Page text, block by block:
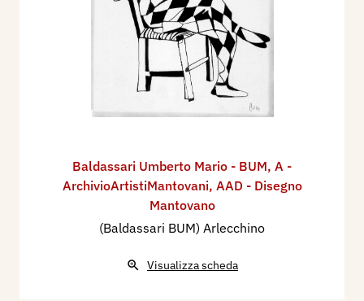
Baldassari Umberto Mario - BUM, A -
ArchivioArtistiMantovani, AAD - Disegno
Mantovano
(Baldassari BUM) Arlecchino
Visualizza scheda